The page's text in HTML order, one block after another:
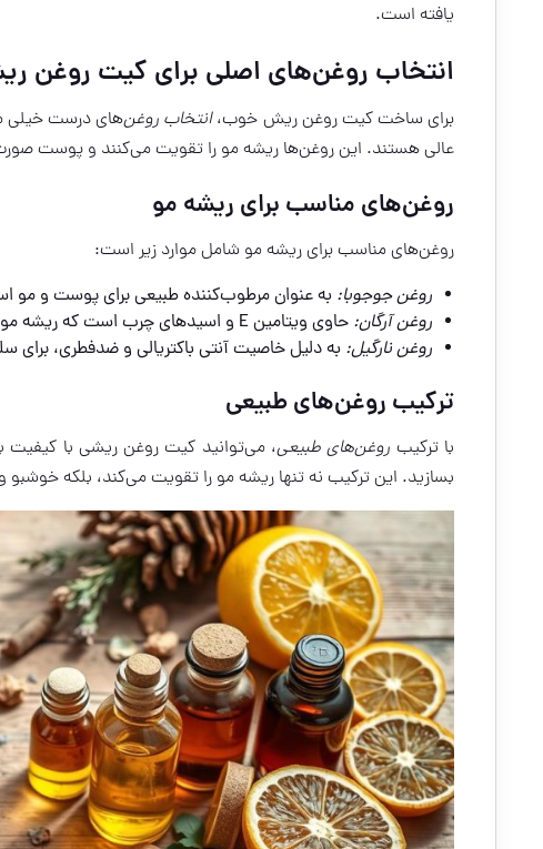
یافته است.
انتخاب روغن‌های اصلی برای کیت روغن
برای ساخت کیت روغن ریش خوب،انتخاب روغن‌های درست خیلی
عالی هستند. این روغن‌ها ریشه مو را تقویت می‌کنند و پوست
روغن‌های مناسب برای ریشه مو
روغن‌های مناسب برای ریشه مو شامل موارد زیر است:
روغن جوجوبا: به عنوان مرطوب‌کننده طبیعی برای پوست و مو
روغن آرگان: حاوی ویتامین E و اسیدهای چرب است که ریشه مو را تغذیه می‌کند.
روغن نارگیل: به دلیل خاصیت آنتی باکتریالی و ضدفطری،
ترکیب روغن‌های طبیعی
با ترکیب روغن‌های طبیعی، می‌توانید کیت روغن ریشی با کیفیت
بسازید. این ترکیب نه تنها ریشه مو را تقویت می‌کند، بلکه